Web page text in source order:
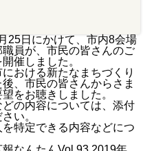
25日にかけて、市内8会場
員が、市民の皆さんのご
催しました。
おける新たなまちづくり
、市民の皆さんからさま
をお聴きしました。
の内容については、添付
い。
特定できる内容などにつ